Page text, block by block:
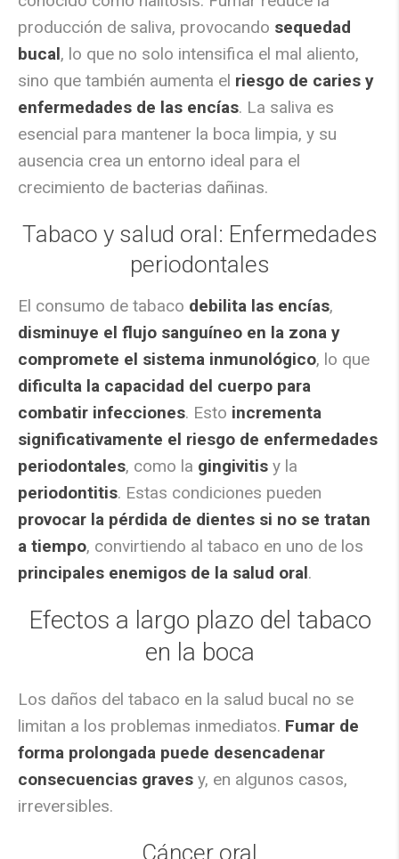
producción de saliva, provocando sequedad
bucal, lo que no solo intensifica el mal aliento,
sino que también aumenta el riesgo de caries y
enfermedades de las encías. La saliva es
esencial para mantener la boca limpia, y su
ausencia crea un entorno ideal para el
crecimiento de bacterias dañinas.
Tabaco y salud oral: Enfermedades
periodontales
El consumo de tabaco debilita las encías,
disminuye el flujo sanguíneo en la zona y
compromete el sistema inmunológico, lo que
dificulta la capacidad del cuerpo para
combatir infecciones. Esto incrementa
significativamente el riesgo de enfermedades
periodontales, como la gingivitis y la
periodontitis. Estas condiciones pueden
provocar la pérdida de dientes si no se tratan
a tiempo, convirtiendo al tabaco en uno de los
principales enemigos de la salud oral.
Efectos a largo plazo del tabaco
en la boca
Los daños del tabaco en la salud bucal no se
limitan a los problemas inmediatos. Fumar de
forma prolongada puede desencadenar
consecuencias graves y, en algunos casos,
irreversibles.
Cáncer oral